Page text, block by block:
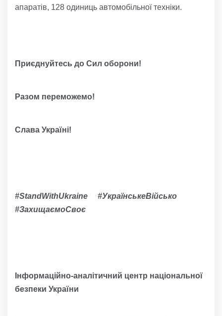
апаратів, 128 одиниць автомобільної техніки.
Приєднуйтесь до Сил оборони!
Разом переможемо!
Слава Україні!
#StandWithUkraine #УкраїнськеВійсько
#ЗахищаємоСвоє
Інформаційно-аналітичний центр національної
безпеки України